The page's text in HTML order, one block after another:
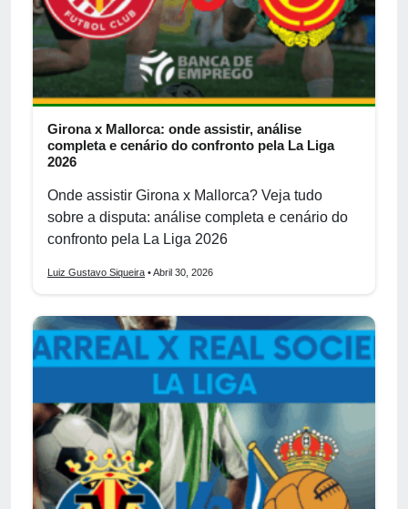
Girona x Mallorca: onde assistir, análise
completa e cenário do confronto pela La Liga
2026
Onde assistir Girona x Mallorca? Veja tudo
sobre a disputa: análise completa e cenário do
confronto pela La Liga 2026
Luiz Gustavo Siqueira • Abril 30, 2026